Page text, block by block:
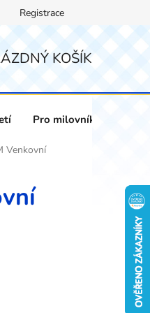
Registrace
KOŠÍK
Pro milovníky vína
Venkovní